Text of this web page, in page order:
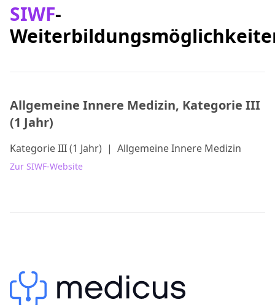
SIWF-
Allgemeine Innere Medizin, Kategorie III
(1 Jahr)
Kategorie III (1 Jahr) | Allgemeine Innere Medizin
Zur SIWF-Website